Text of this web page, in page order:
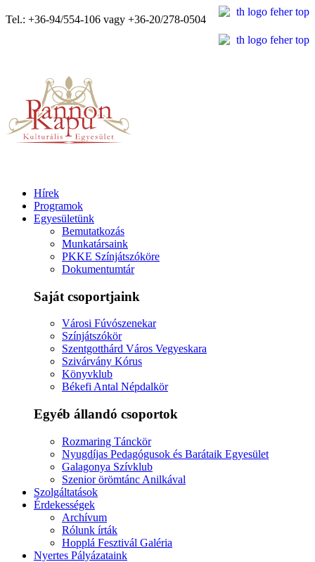
Tel.: +36-94/554-106 vagy +36-20/278-0504
Hírek
Programok
Egyesületünk
Bemutatkozás
Munkatársaink
PKKE Színjátszóköre
Dokumentumtár
Saját csoportjaink
Városi Fúvószenekar
Színjátszókör
Szentgotthárd Város Vegyeskara
Szivárvány Kórus
Könyvklub
Békefi Antal Népdalkör
Egyéb állandó csoportok
Rozmaring Tánckör
Nyugdíjas Pedagógusok és Barátaik Egyesület
Galagonya Szívklub
Szenior örömtánc Anilkával
Szolgáltatások
Érdekességek
Archívum
Rólunk írták
Hopplá Fesztivál Galéria
Nyertes Pályázataink